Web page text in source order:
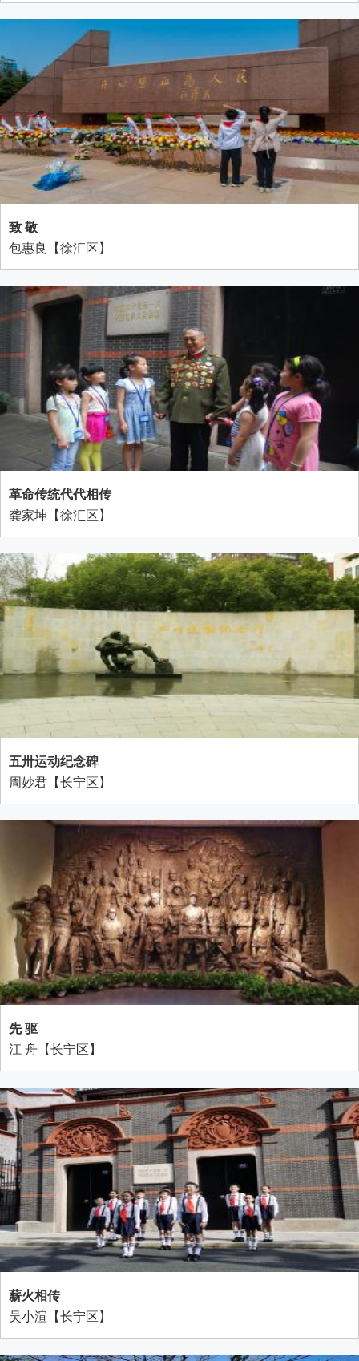
致 敬
包惠良【徐汇区】
革命传统代代相传
龚家坤【徐汇区】
五卅运动纪念碑
周妙君【长宁区】
先 驱
江 舟【长宁区】
薪火相传
吴小渲【长宁区】